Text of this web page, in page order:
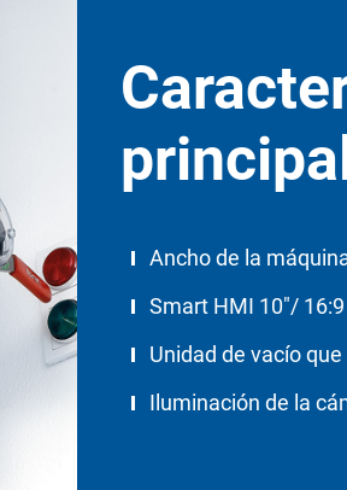
Ancho de la
Smart HMI 10″/ 16:9
Unidad de vacío
Iluminación de la